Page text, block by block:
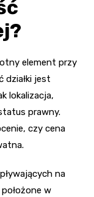
element przy
działki jest
lokalizacja,
prawny.
czy cena
na
w